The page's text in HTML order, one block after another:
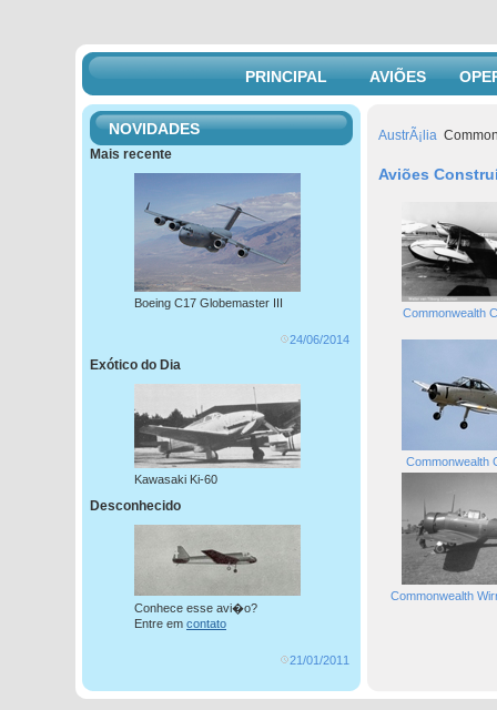
PRINCIPAL AVIÕES
AustrÃ¡lia
Aviões
Commonwealth
Commonwealth
Commonwealth
NOVIDADES
Mais recente
Boeing C17 Globemaster III
24/06/2014
Exótico do Dia
Kawasaki Ki-60
Desconhecido
Conhece esse avi�o?
Entre em contato
21/01/2011